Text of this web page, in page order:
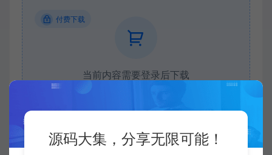
付费下载
当前内容需要登录后下载
源码大集，分享无限可能！